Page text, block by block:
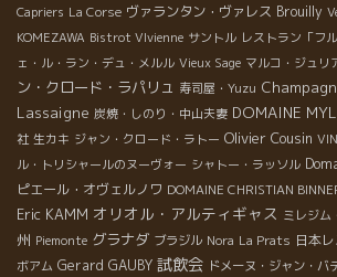
Capriers La Corse ヴァランタン・ヴァレス Brouilly
KOMEZAWA Bistrot VIvienne サントル レストラン「フ
ェ・ル・ラン・デュ・メルル Vieux Sage マルコ・ジュリ
ン・クロード・ラパリュ 寿司屋・Yuzu
Lassaigne 炭焼・しのり・中山夫妻 DOMAINE
社 生カキ ジャン・クロード・ラトー Olivier Cousin
ル・トリシャールのヌーヴォー シャトー・ラッソル
ピエール・オヴェルノワ DOMAINE CHRISTIAN
Eric KAMM オリオル・アルティギャス ミレジム
州 Piemonte グラナダ ブラジル Nora La Prats 日本
ボアム Gerard GAUBY 試飲会 ドメーヌ・ジャン・バ